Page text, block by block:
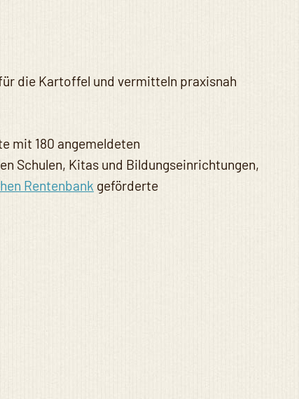
die Kartoffel und vermitteln praxisnah
mit 180 angemeldeten
Schulen, Kitas und Bildungseinrichtungen,
Rentenbank geförderte